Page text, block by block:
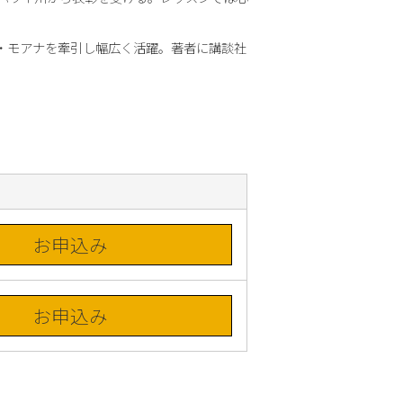
アナを牽引し幅広く活躍。著者に講談社
お申込み
お申込み